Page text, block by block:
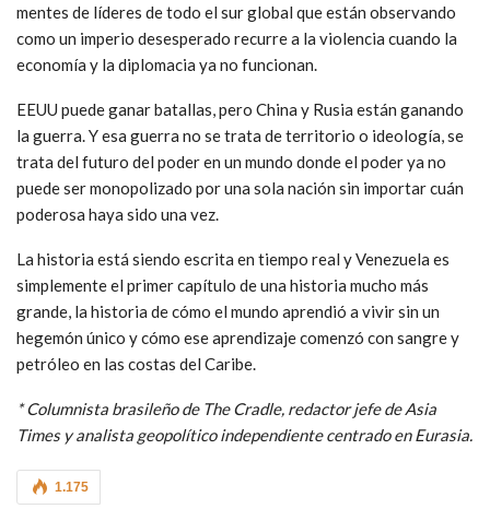
mentes de líderes de todo el sur global que están observando
como un imperio desesperado recurre a la violencia cuando la
economía y la diplomacia ya no funcionan.
EEUU puede ganar batallas, pero China y Rusia están ganando
la guerra. Y esa guerra no se trata de territorio o ideología, se
trata del futuro del poder en un mundo donde el poder ya no
puede ser monopolizado por una sola nación sin importar cuán
poderosa haya sido una vez.
La historia está siendo escrita en tiempo real y Venezuela es
simplemente el primer capítulo de una historia mucho más
grande, la historia de cómo el mundo aprendió a vivir sin un
hegemón único y cómo ese aprendizaje comenzó con sangre y
petróleo en las costas del Caribe.
* Columnista brasileño de The Cradle, redactor jefe de Asia
Times y analista geopolítico independiente centrado en Eurasia.
1.175